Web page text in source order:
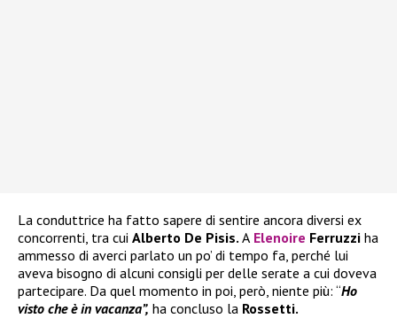
La conduttrice ha fatto sapere di sentire ancora diversi ex
concorrenti, tra cui Alberto De Pisis. A Elenoire Ferruzzi ha
ammesso di averci parlato un po’ di tempo fa, perché lui
aveva bisogno di alcuni consigli per delle serate a cui doveva
partecipare. Da quel momento in poi, però, niente più: “Ho
visto che è in vacanza”, ha concluso la Rossetti.